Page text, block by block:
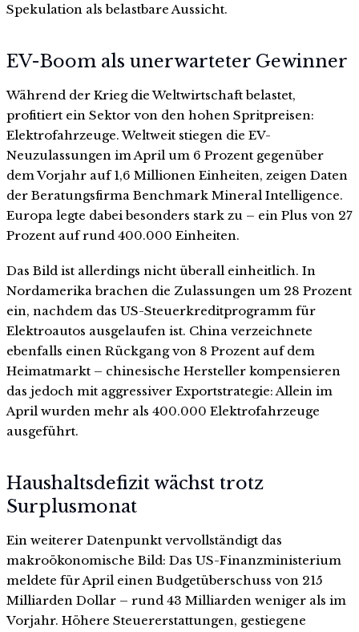
Spekulation als belastbare Aussicht.
EV-Boom als unerwarteter Gewinner
Während der Krieg die Weltwirtschaft belastet,
profitiert ein Sektor von den hohen Spritpreisen:
Elektrofahrzeuge. Weltweit stiegen die EV-
Neuzulassungen im April um 6 Prozent gegenüber
dem Vorjahr auf 1,6 Millionen Einheiten, zeigen Daten
der Beratungsfirma Benchmark Mineral Intelligence.
Europa legte dabei besonders stark zu – ein Plus von 27
Prozent auf rund 400.000 Einheiten.
Das Bild ist allerdings nicht überall einheitlich. In
Nordamerika brachen die Zulassungen um 28 Prozent
ein, nachdem das US-Steuerkreditprogramm für
Elektroautos ausgelaufen ist. China verzeichnete
ebenfalls einen Rückgang von 8 Prozent auf dem
Heimatmarkt – chinesische Hersteller kompensieren
das jedoch mit aggressiver Exportstrategie: Allein im
April wurden mehr als 400.000 Elektrofahrzeuge
ausgeführt.
Haushaltsdefizit wächst trotz
Surplusmonat
Ein weiterer Datenpunkt vervollständigt das
makroökonomische Bild: Das US-Finanzministerium
meldete für April einen Budgetüberschuss von 215
Milliarden Dollar – rund 43 Milliarden weniger als im
Vorjahr. Höhere Steuererstattungen, gestiegene